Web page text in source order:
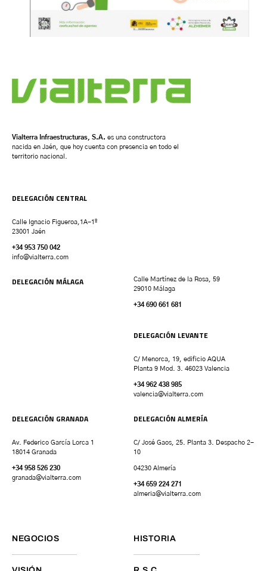
Vialterra Infraestructuras, S.A. es una constructora
nacida en Jaén, que hoy cuenta con presencia en todo el
territorio nacional.
DELEGACIÓN CENTRAL
Calle Ignacio Figueroa,1A-1º
23001 Jaén
+34 953 750 042
info@vialterra.com
DELEGACIÓN MÁLAGA
Calle Martínez de la Rosa, 59
29010 Málaga
+34 690 661 681
DELEGACIÓN LEVANTE
C/ Menorca, 19, edificio AQUA
Planta 9 Mod. 3. 46023 Valencia
+34 962 438 985
valencia@vialterra.com
DELEGACIÓN GRANADA
Av. Federico García Lorca 1
18014 Granada
+34 958 526 230
granada@vialterra.com
DELEGACIÓN ALMERÍA
C/ José Gaos, 25. Planta 3. Despacho 2-
10
04230 Almería
+34 659 224 271
almeria@vialterra.com
NEGOCIOS HISTORIA